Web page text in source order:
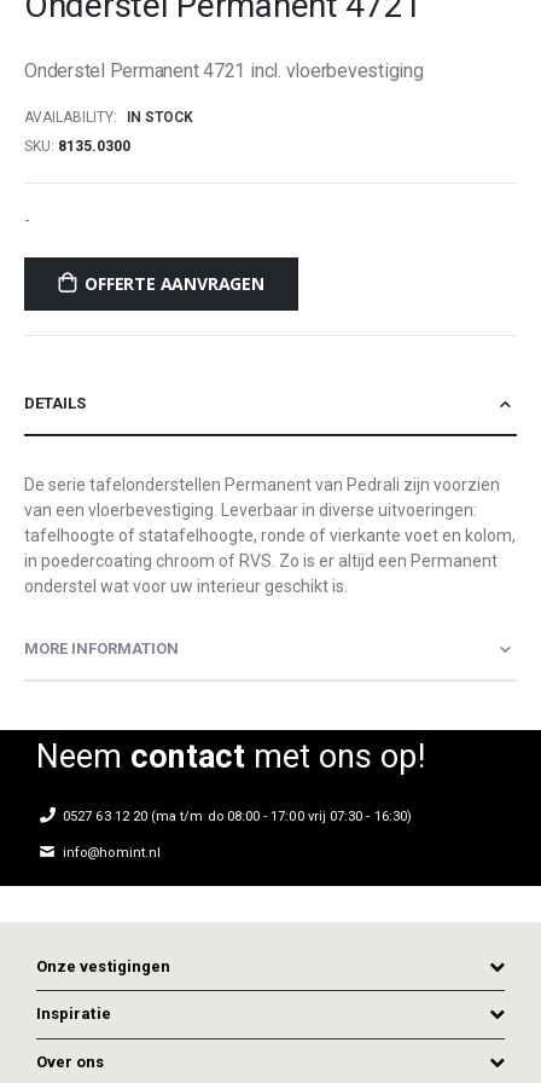
the
gallery
Onderstel Permanent 4721 incl. vloerbevestiging
AVAILABILITY:
IN STOCK
SKU 8135.0300
-
OFFERTE AANVRAGEN
DETAILS
De serie tafelonderstellen Permanent van Pedrali zijn voorzien
van een vloerbevestiging. Leverbaar in diverse uitvoeringen:
tafelhoogte of statafelhoogte, ronde of vierkante voet en kolom,
in poedercoating chroom of RVS. Zo is er altijd een Permanent
onderstel wat voor uw interieur geschikt is.
MORE INFORMATION
Neem contactmet ons op!
0527 63 12 20 (ma t/m do 08:00 - 17:00 vrij 07:30 - 16:30)
info@homint.nl
Onze vestigingen
Inspiratie
Over ons